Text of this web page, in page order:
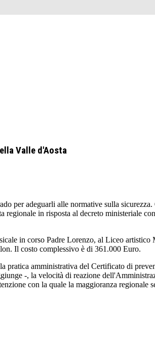
Valle d'Aosta
per adeguarli alle normative sulla
in risposta al decreto ministeriale
in corso Padre Lorenzo, al Liceo
Il costo complessivo è di 361.000 Euro.
pratica amministrativa del Certificato di
-, la velocità di reazione
con la quale la maggioranza regionale